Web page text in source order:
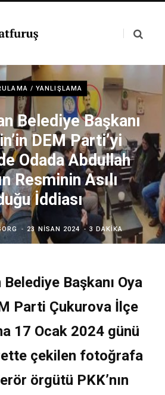
/ YANLIŞLAMA
Belediye Başkanı
DEM Parti’yi
Odada Abdullah
Resminin Asılı
İddiası
23 NISAN 2024 3 DAKIKA
Başkanı Oya
Parti Çukurova İlçe
17 Ocak 2024 günü
çekilen fotoğrafa
örgütü PKK’nın